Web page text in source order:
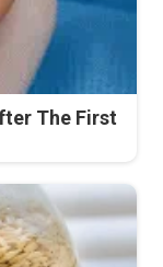
The First